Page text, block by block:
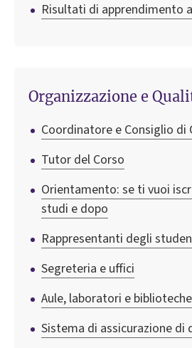
Risultati di apprendimento
Organizzazione e
Coordinatore e Consiglio di
Tutor del Corso
Orientamento: se ti vuoi
studi e dopo
Rappresentanti degli
Segreteria e uffici
Aule, laboratori e biblioteche
Sistema di assicurazione di